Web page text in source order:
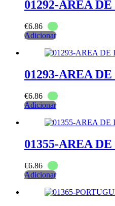
01292-AREA
€6.86
Adicionar
01293-AREA
€6.86
Adicionar
01355-AREA
€6.86
Adicionar